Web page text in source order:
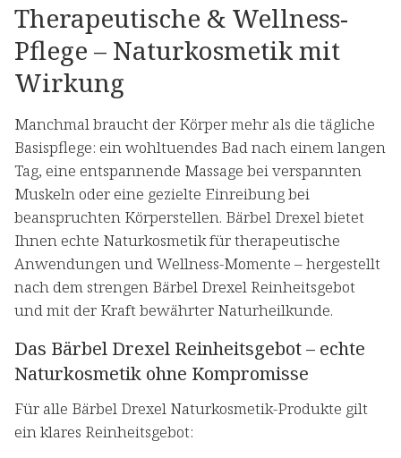
Therapeutische & Wellness-
Pflege – Naturkosmetik mit
Wirkung
Manchmal braucht der Körper mehr als die tägliche
Basispflege: ein wohltuendes Bad nach einem langen
Tag, eine entspannende Massage bei verspannten
Muskeln oder eine gezielte Einreibung bei
beanspruchten Körperstellen. Bärbel Drexel bietet
Ihnen echte Naturkosmetik für therapeutische
Anwendungen und Wellness-Momente – hergestellt
nach dem strengen Bärbel Drexel Reinheitsgebot
und mit der Kraft bewährter Naturheilkunde.
Das Bärbel Drexel Reinheitsgebot – echte
Naturkosmetik ohne Kompromisse
Für alle Bärbel Drexel Naturkosmetik-Produkte gilt
ein klares Reinheitsgebot: